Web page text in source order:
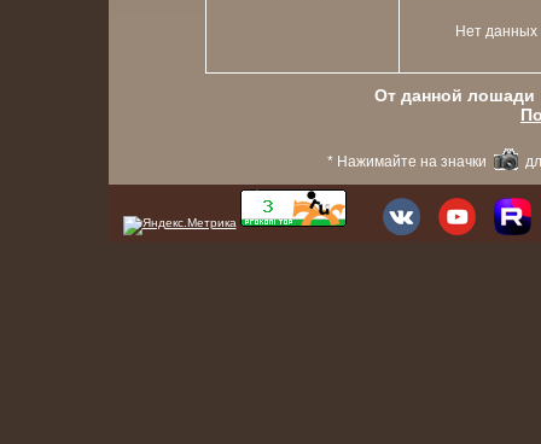
Нет данных
От данной лошади
* Нажимайте на значки